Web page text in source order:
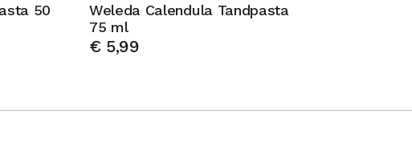
50
Weleda Calendula Tandpasta
75 ml
€5,99